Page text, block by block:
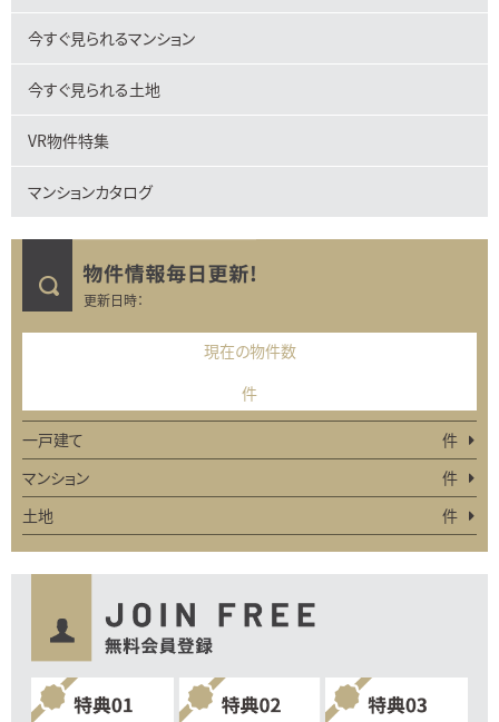
今すぐ見られるマンション
今すぐ見られる土地
VR物件特集
マンションカタログ
更新日時：
現在の物件数
件
一戸建て
件
マンション
件
土地
件